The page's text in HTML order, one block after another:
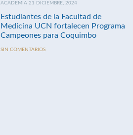
ACADEMIA 21 DICIEMBRE, 2024
Estudiantes de la Facultad de
Medicina UCN fortalecen Programa
Campeones para Coquimbo
SIN COMENTARIOS